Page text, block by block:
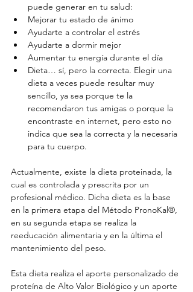
puede generar en tu salud:
Mejorar tu estado de ánimo
Ayudarte a controlar el estrés
Ayudarte a dormir mejor
Aumentar tu energía durante el día
Dieta… sí, pero la correcta. Elegir una
dieta a veces puede resultar muy
sencillo, ya sea porque te la
recomendaron tus amigas o porque la
encontraste en internet, pero esto no
indica que sea la correcta y la necesaria
para tu cuerpo.
Actualmente, existe la dieta proteinada, la
cual es controlada y prescrita por un
profesional médico. Dicha dieta es la base
en la primera etapa del Método PronoKal®,
en su segunda etapa se realiza la
reeducación alimentaria y en la última el
mantenimiento del peso.
Esta dieta realiza el aporte personalizado de
proteína de Alto Valor Biológico y un aporte